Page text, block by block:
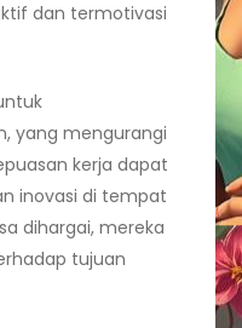
dan termotivasi
yang mengurangi
kerja dapat
inovasi di tempat
dihargai, mereka
tujuan